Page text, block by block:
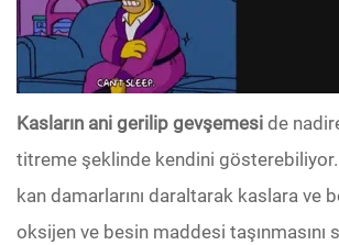
Kasların ani gerilip gevşemesi de
titreme şeklinde kendini gösterebiliyor.
kan damarlarını daraltarak kaslara ve
oksijen ve besin maddesi taşınmasını